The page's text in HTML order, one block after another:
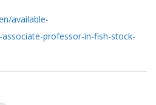
available-
professor-in-fish-stock-